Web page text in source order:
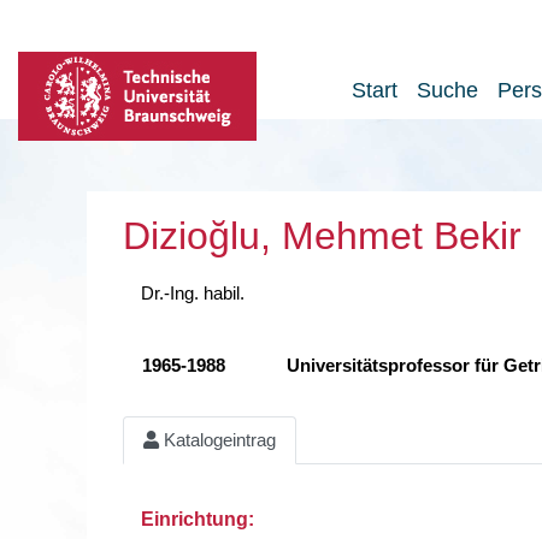
Start Suche
Dizioğlu, Mehmet Bekir
Dr.-Ing. habil.
1965-1988 Universitätsprofessor für
Katalogeintrag
Einrichtung: